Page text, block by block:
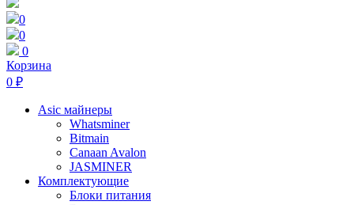
0
0
0
Корзина
0 ₽
Asic майнеры
Whatsminer
Bitmain
Canaan Avalon
JASMINER
Комплектующие
Блоки питания